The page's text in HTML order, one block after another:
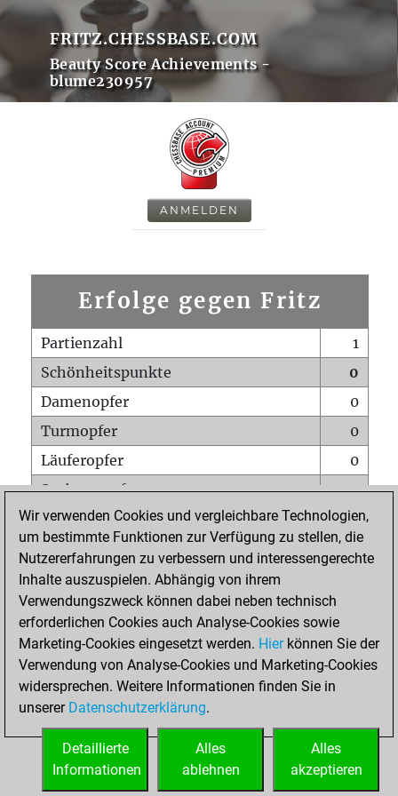
FRITZ.CHESSBASE.COM
Beauty Score Achievements -
blume230957
ANMELDEN
Erfolge gegen Fritz
Partienzahl
1
Schönheitspunkte
0
Damenopfer
0
Turmopfer
0
Läuferopfer
0
Springeropfer
0
Bauernopfer
0
Matt auf vollem Brett
0
Bauer setzt Matt
Erstickte Matts
Unterverwandlungen
0
Türme auf der siebten
0
STARTSEITE
Wir verwenden Cookies und vergleichbare Technologien,
um bestimmte Funktionen zur Verfügung zu stellen, die
Nutzererfahrungen zu verbessern und interessengerechte
Inhalte auszuspielen. Abhängig von ihrem
Verwendungszweck können dabei neben technisch
erforderlichen Cookies auch Analyse-Cookies sowie
Marketing-Cookies eingesetzt werden. Hierkönnen Sie der
Verwendung von Analyse-Cookies und Marketing-Cookies
widersprechen. Weitere Informationen finden Sie in
unserer Datenschutzerklärung.
Alles
akzeptieren
Alles
ablehnen
Detaillierte
Informationen